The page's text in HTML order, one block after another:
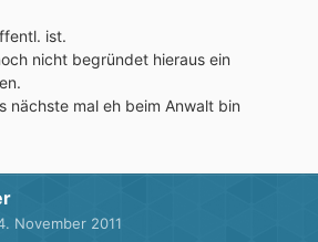
ist.
nicht begründet hieraus ein
nächste mal eh beim Anwalt bin
November 2011